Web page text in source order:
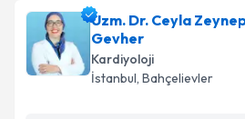
Uzm. Dr. Ceyla
Gevher
Kardiyoloji
İstanbul, Bahçelievler